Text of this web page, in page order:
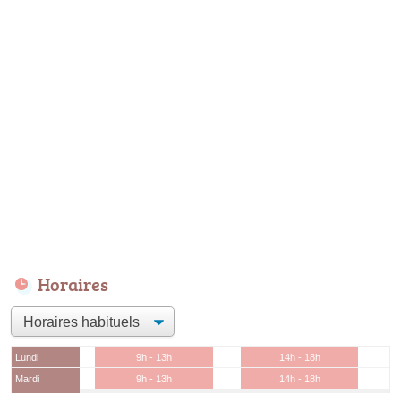
Horaires
Lundi 9h - 13h
14h - 18h
Mardi
9h - 13h
14h - 18h